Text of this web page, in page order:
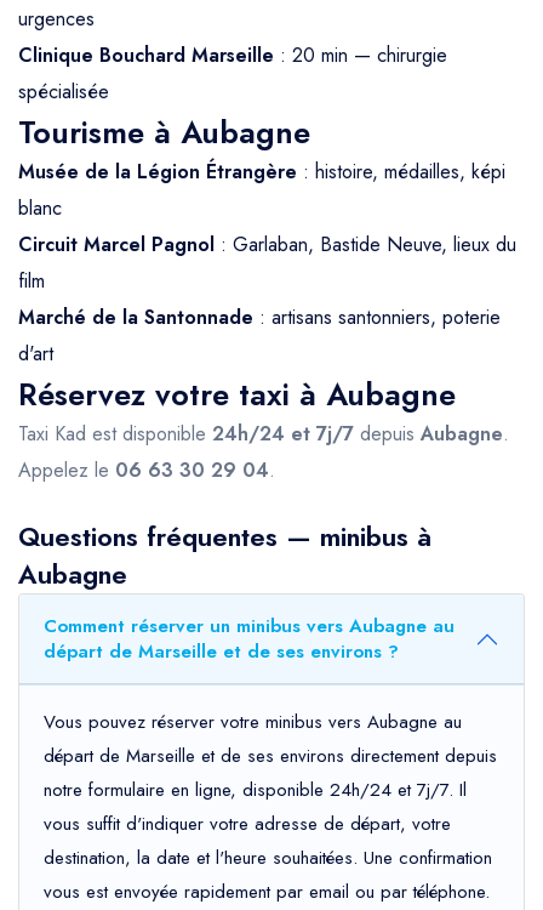
urgences
Clinique Bouchard Marseille : 20 min — chirurgie
spécialisée
Tourisme à Aubagne
Musée de la Légion Étrangère : histoire, médailles, képi
blanc
Circuit Marcel Pagnol : Garlaban, Bastide Neuve, lieux du
film
Marché de la Santonnade : artisans santonniers, poterie
d'art
Réservez votre taxi à Aubagne
Taxi Kad est disponible 24h/24 et 7j/7 depuis Aubagne.
Appelez le 06 63 30 29 04.
Questions fréquentes — minibus à
Aubagne
Comment réserver un minibus vers Aubagne au
départ de Marseille et de ses environs ?
Vous pouvez réserver votre minibus vers Aubagne au
départ de Marseille et de ses environs directement depuis
notre formulaire en ligne, disponible 24h/24 et 7j/7. Il
vous suffit d'indiquer votre adresse de départ, votre
destination, la date et l'heure souhaitées. Une confirmation
vous est envoyée rapidement par email ou par téléphone.